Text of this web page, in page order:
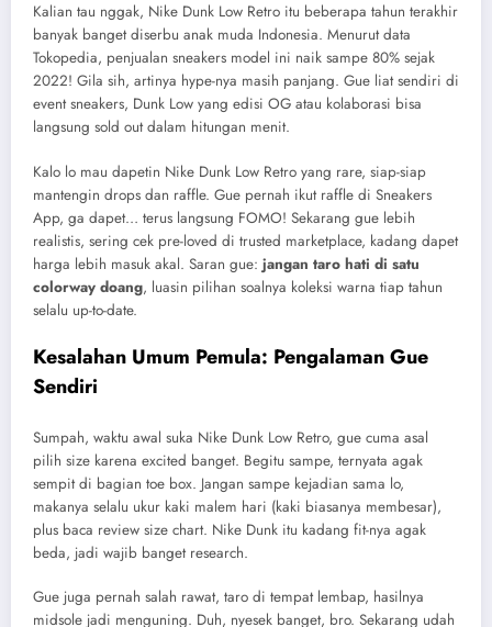
Kalian tau nggak, Nike Dunk Low Retro itu beberapa tahun terakhir
banyak banget diserbu anak muda Indonesia. Menurut data
Tokopedia, penjualan sneakers model ini naik sampe 80% sejak
2022! Gila sih, artinya hype-nya masih panjang. Gue liat sendiri di
event sneakers, Dunk Low yang edisi OG atau kolaborasi bisa
langsung sold out dalam hitungan menit.
Kalo lo mau dapetin Nike Dunk Low Retro yang rare, siap-siap
mantengin drops dan raffle. Gue pernah ikut raffle di Sneakers
App, ga dapet… terus langsung FOMO! Sekarang gue lebih
realistis, sering cek pre-loved di trusted marketplace, kadang dapet
harga lebih masuk akal. Saran gue: jangan taro hati di satu
colorway doang, luasin pilihan soalnya koleksi warna tiap tahun
selalu up-to-date.
Kesalahan Umum Pemula: Pengalaman Gue
Sendiri
Sumpah, waktu awal suka Nike Dunk Low Retro, gue cuma asal
pilih size karena excited banget. Begitu sampe, ternyata agak
sempit di bagian toe box. Jangan sampe kejadian sama lo,
makanya selalu ukur kaki malem hari (kaki biasanya membesar),
plus baca review size chart. Nike Dunk itu kadang fit-nya agak
beda, jadi wajib banget research.
Gue juga pernah salah rawat, taro di tempat lembap, hasilnya
midsole jadi menguning. Duh, nyesek banget, bro. Sekarang udah